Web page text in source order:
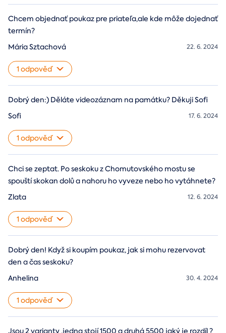
Chcem objednať poukaz pre priateľa,ale kde môže dojednať
termín?
22. 6. 2024
Mária Sztachová
1 odpověď
Dobrý den:) Děláte videozáznam na památku? Děkuji Sofi
17. 6. 2024
Sofi
1 odpověď
Chci se zeptat. Po seskoku z Chomutovského mostu se
spouští skokan dolů a nahoru ho vyveze nebo ho vytáhnete?
12. 6. 2024
Zlata
1 odpověď
Dobrý den! Když si koupím poukaz, jak si mohu rezervovat
den a čas seskoku?
30. 4. 2024
Anhelina
1 odpověď
Jsou 2 varianty ,jedna stojí 1500 a druhá 5500 jaký je rozdíl ?